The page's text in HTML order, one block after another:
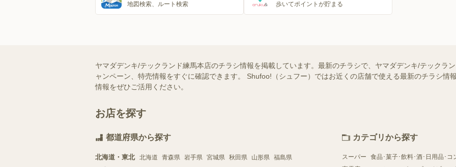
地図検索、ルート検索
歩いてポイントが貯まる
ヤマダデンキ/テックランド練馬本店のチラシ情報を掲載しています。最新のチラシで、ヤマダデンキ/テックラ
ャンペーン、特売情報をすぐに確認できます。 Shufoo!（シュフー）ではお近くの店舗で使える最新のチラシ情
情報をぜひご活用ください。
お店を探す
都道府県から探す
北海道・東北 北海道 青森県 岩手県 宮城県 秋田県 山形県 福島県
カテゴリから探す
スーパー 食品･菓子･飲料･酒･日用品･コ